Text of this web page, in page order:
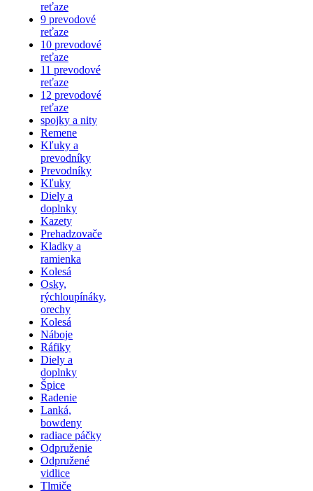
reťaze
9 prevodové
reťaze
10 prevodové
reťaze
11 prevodové
reťaze
12 prevodové
reťaze
spojky a nity
Remene
Kľuky a
prevodníky
Prevodníky
Kľuky
Diely a
doplnky
Kazety
Prehadzovače
Kladky a
ramienka
Kolesá
Osky,
rýchloupínáky,
orechy
Kolesá
Náboje
Ráfiky
Diely a
doplnky
Špice
Radenie
Lanká,
bowdeny
radiace páčky
Odpruženie
Odpružené
vidlice
Tlmiče